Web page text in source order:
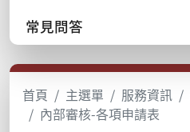
常見問答
首頁 主選單 服務資訊
內部審核-各項申請表